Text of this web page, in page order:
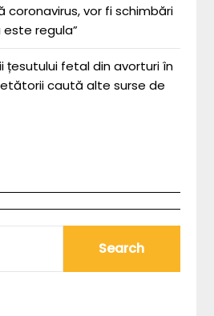
coronavirus, vor fi schimbări
regula”
țesutului fetal din avorturi în
caută alte surse de